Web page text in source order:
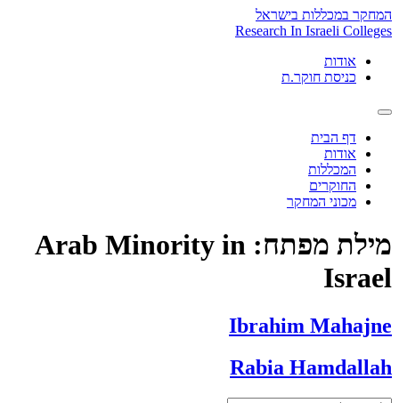
Skip
to
המחקר במכללות בישראל
Research In Israeli Colleges
אודות
כניסת חוקר.ת
דף הבית
אודות
המכללות
החוקרים
מכוני המחקר
מילת מפתח: Arab Minority in
Israel
Ibrahim Mahajne
Rabia Hamdallah